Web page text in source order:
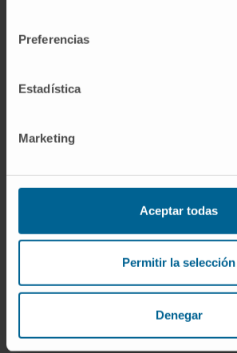
Preferencias
Estadística
Marketing
Aceptar todas
Permitir la selección
Denegar
Dr. Miguel Barrio Piqueras
Ver Curriculum
Especialista
Sede Pamplona
Dr. Alberto Benito Boíllos
Ver Curriculum
Servicio de Radiología